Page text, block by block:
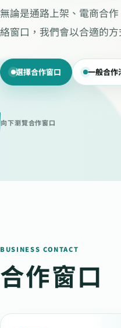
無論是通路上架、電商合
絡窗口，我們會以合適的方
選擇合作窗口 一般合作
向下瀏覽合作窗口
BUSINESS CONTACT
合作窗口